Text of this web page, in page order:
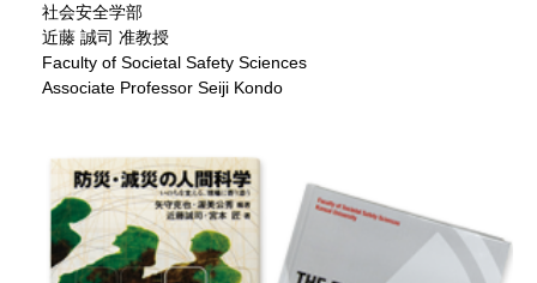
社会安全学部
近藤 誠司 准教授
Faculty of Societal Safety Sciences
Associate Professor Seiji Kondo